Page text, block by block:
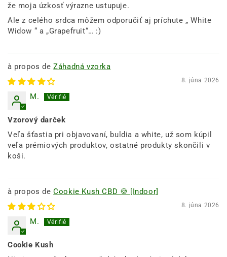
že moja úzkosť výrazne ustupuje.
Ale z celého srdca môžem odporučiť aj príchute „ White
Widow “ a „Grapefruit“… :)
Záhadná vzorka
8. júna 2026
M.
Vzorový darček
Veľa šťastia pri objavovaní, buldia a white, už som kúpil
veľa prémiových produktov, ostatné produkty skončili v
koši.
Cookie Kush CBD 🍪 [Indoor]
8. júna 2026
M.
Cookie Kush